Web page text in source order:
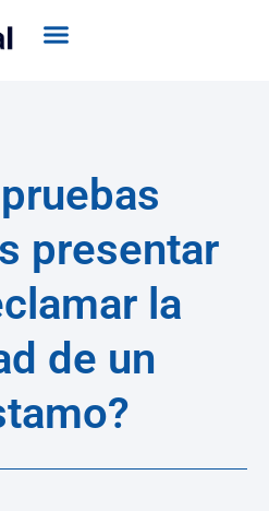
presentar
la
de un